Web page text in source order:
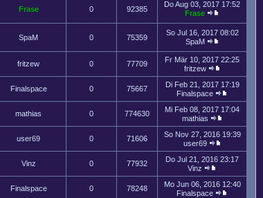
Frase 0 92385
Do Aug 03, 2017 17:52
Frase
SpaM 0 75359
So Jul 16, 2017 08:02
SpaM
fritzew 0 77709
Fr Mär 10, 2017 22:25
fritzew
Finalspace 0 75667
Di Feb 21, 2017 17:19
Finalspace
mathias 0 774630
Mi Feb 08, 2017 17:04
mathias
user69 0 71606
So Nov 27, 2016 19:39
user69
Vinz 0 77932
Do Jul 21, 2016 23:17
Vinz
Finalspace 0 78248
Mo Jun 06, 2016 12:40
Finalspace